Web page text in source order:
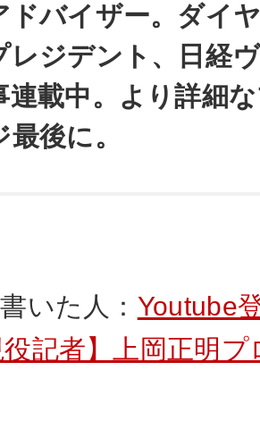
ドバイザー。ダイ
レジデント、日経
連載中。より詳細
後に。
いた人： Youtube
記者】上岡正明プ